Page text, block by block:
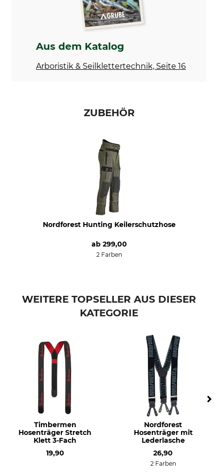
Aus dem Katalog
Arboristik & Seilklettertechnik, Seite 16
ZUBEHÖR
Nordforest Hunting Keilerschutzhose
ab 299,00
2 Farben
WEITERE TOPSELLER AUS DIESER
KATEGORIE
Timbermen
Hosenträger Stretch
Klett 3-Fach
19,90
Nordforest
Hosenträger mit
Lederlasche
26,90
2 Farben